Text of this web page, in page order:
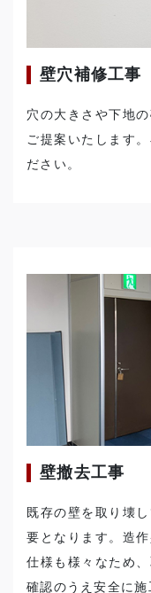
壁穴補修工事
穴の大きさや下地
ご提案いたします
ださい。
壁撤去工事
既存の壁を取り壊
要となります。造
仕様も様々なため
確認のうえ安全に施